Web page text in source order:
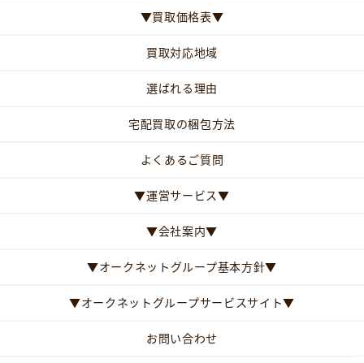
▼買取価格表▼
買取対応地域
選ばれる理由
宅配買取の梱包方法
よくあるご質問
▼運営サービス▼
▼会社案内▼
▼オークネットグループ基本方針▼
▼オークネットグループサービスサイト▼
お問い合わせ